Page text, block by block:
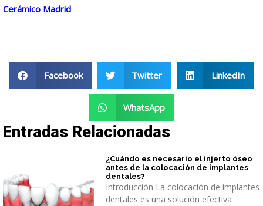
Cerámico Madrid
Facebook Twitter LinkedIn
WhatsApp
Entradas Relacionadas
¿Cuándo es necesario el injerto óseo
antes de la colocación de implantes
dentales?
Introducción La colocación de implantes
dentales es una solución efectiva